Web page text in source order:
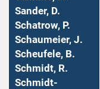
Sander, D.
Schatrow, P.
Schaumeier, J.
Scheufele, B.
Schmidt, R.
Schmidt-